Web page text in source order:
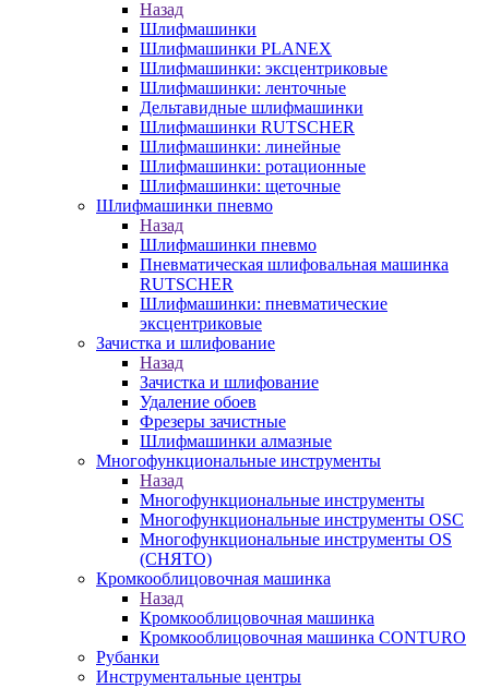
Назад
Шлифмашинки
Шлифмашинки PLANEX
Шлифмашинки: эксцентриковые
Шлифмашинки: ленточные
Дельтавидные шлифмашинки
Шлифмашинки RUTSCHER
Шлифмашинки: линейные
Шлифмашинки: ротационные
Шлифмашинки: щеточные
Шлифмашинки пневмо
Назад
Шлифмашинки пневмо
Пневматическая шлифовальная машинка
RUTSCHER
Шлифмашинки: пневматические
эксцентриковые
Зачистка и шлифование
Назад
Зачистка и шлифование
Удаление обоев
Фрезеры зачистные
Шлифмашинки алмазные
Многофункциональные инструменты
Назад
Многофункциональные инструменты
Многофункциональные инструменты OSC
Многофункциональные инструменты OS
(СНЯТО)
Кромкооблицовочная машинка
Назад
Кромкооблицовочная машинка
Кромкооблицовочная машинка CONTURO
Рубанки
Инструментальные центры